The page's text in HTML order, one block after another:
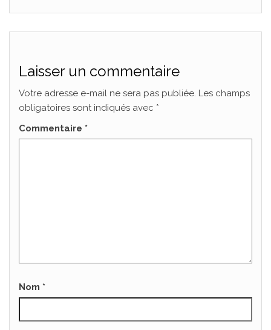
Laisser un commentaire
Votre adresse e-mail ne sera pas publiée. Les champs
obligatoires sont indiqués avec *
Commentaire *
Nom *